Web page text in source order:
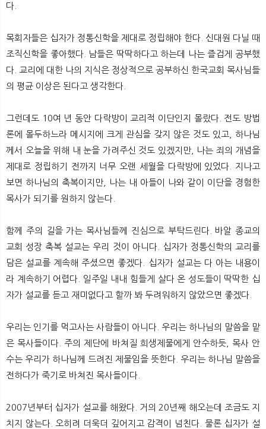
다.
목회자들은 십자가 정통신학을 제대로 정립해야 한다. 신대원 다닐 때
조직신학을 좋아했다. 남들은 딱딱하다고 하는데 나는 즐겁게 공부했
다. 교리에 대한 나의 지식은 정상적으로 공부하신 한국교회 목사님들
의 평균 이상은 된다고 생각한다.
그런데도 10여 년 동안 다락방이 교리적 이단인지 몰랐다. 전도 방법
론에 몰두하느라 메시지에 크게 관심을 갖지 않은 것도 있고, 하나님
께서 오늘을 위해 내 눈을 가려주신 것도 있겠지만, 나는 죄의 개념을
제대로 정립하기 전까지 너무 오랜 세월을 다락방에 있었다. 지나고
보면 하나님의 축복이지만, 나는 내 아들이 나와 같이 이단을 경험한
목사가 되기를 원하지 않는다.
함께 주의 길을 가는 목사님들께 진심으로 부탁드린다. 바알 종교의
교회 성장 축복 설교는 우리 것이 아니다. 십자가 정통신학의 교리를
담은 설교를 계속해 주셨으면 좋겠다. 십자가 설교는 다 아는 내용이
라 계속하기 어렵다. 일주일 내내 힘들게 살다 온 성도들이 딱딱한 십
자가 설교를 듣고 재미없다고 할까 봐 두려워하지 않았으면 좋겠다.
우리는 인기를 먹고사는 사람들이 아니다. 우리는 하나님의 말씀을 맡
은 목사들이다. 주의 제단에 바쳐질 희생제물에게 안수하듯, 목사 안
수는 우리가 하나님께 드려진 제물임을 뜻한다. 우리는 하나님 말씀을
전하다가 죽기로 바쳐진 목사들이다.
2007년부터 십자가 설교를 해왔다. 거의 20년째 해오는데 조금도 지
치지 않는다. 오히려 더욱더 깊어지고 감격이 넘친다. 물론 십자가 설